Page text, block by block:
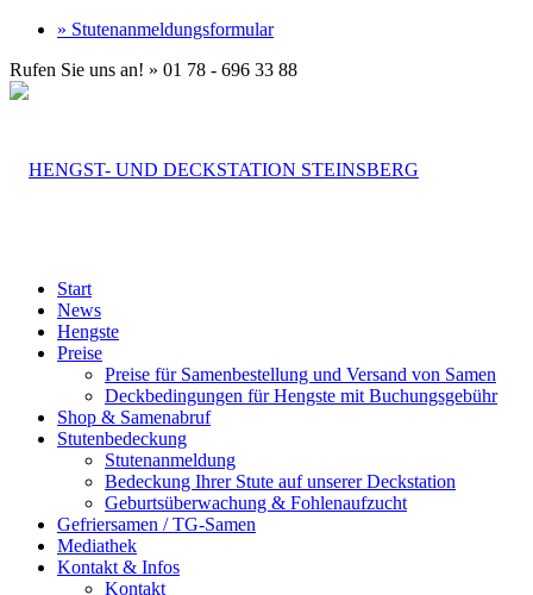
» Stutenanmeldungsformular
Rufen Sie uns an! » 01 78 - 696 33 88
Start
News
Hengste
Preise
Preise für Samenbestellung und Versand von Samen
Deckbedingungen für Hengste mit Buchungsgebühr
Shop & Samenabruf
Stutenbedeckung
Stutenanmeldung
Bedeckung Ihrer Stute auf unserer Deckstation
Geburtsüberwachung & Fohlenaufzucht
Gefriersamen / TG-Samen
Mediathek
Kontakt & Infos
Kontakt